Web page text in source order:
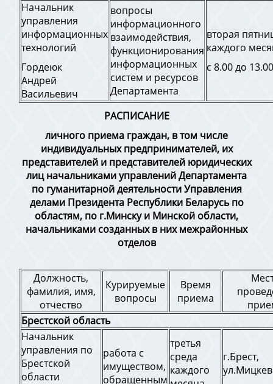
Начальник
управления
информационных
технологий
Гордеюк
Андрей
Васильевич
вопросы
информационного
взаимодействия,
функционирования
информационных
систем и ресурсов
Департамента
вторая
каждого
с 8.00 до
РАСПИСАНИЕ
личного приема граждан, в том числе
индивидуальных предпринимателей, их
представителей и представителей юридических
лиц начальниками управлений Департамента
по гуманитарной деятельности Управления
делами Президента Республики Беларусь по
областям, по г.Минску и Минской области,
начальниками созданных в них межрайонных
отделов
Должность,
фамилия, имя,
отчество
Курируемые
вопросы
Время
приема
Брестской область
Начальник
управления по
Брестской
области
работа с
имуществом,
обращенным
третья
среда
каждого
г.Брест,